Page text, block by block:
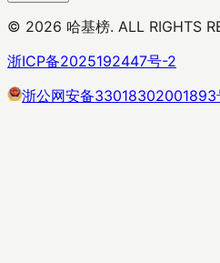
© 2026 哈基榜. ALL RIGHTS
浙ICP备2025192447号-2
浙公网安备33018302001893